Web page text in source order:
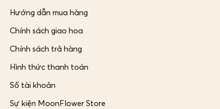
Hướng dẫn mua hàng
Chính sách giao hoa
Chính sách trả hàng
Hình thức thanh toán
Số tài khoản
Sự kiện MoonFlower Store